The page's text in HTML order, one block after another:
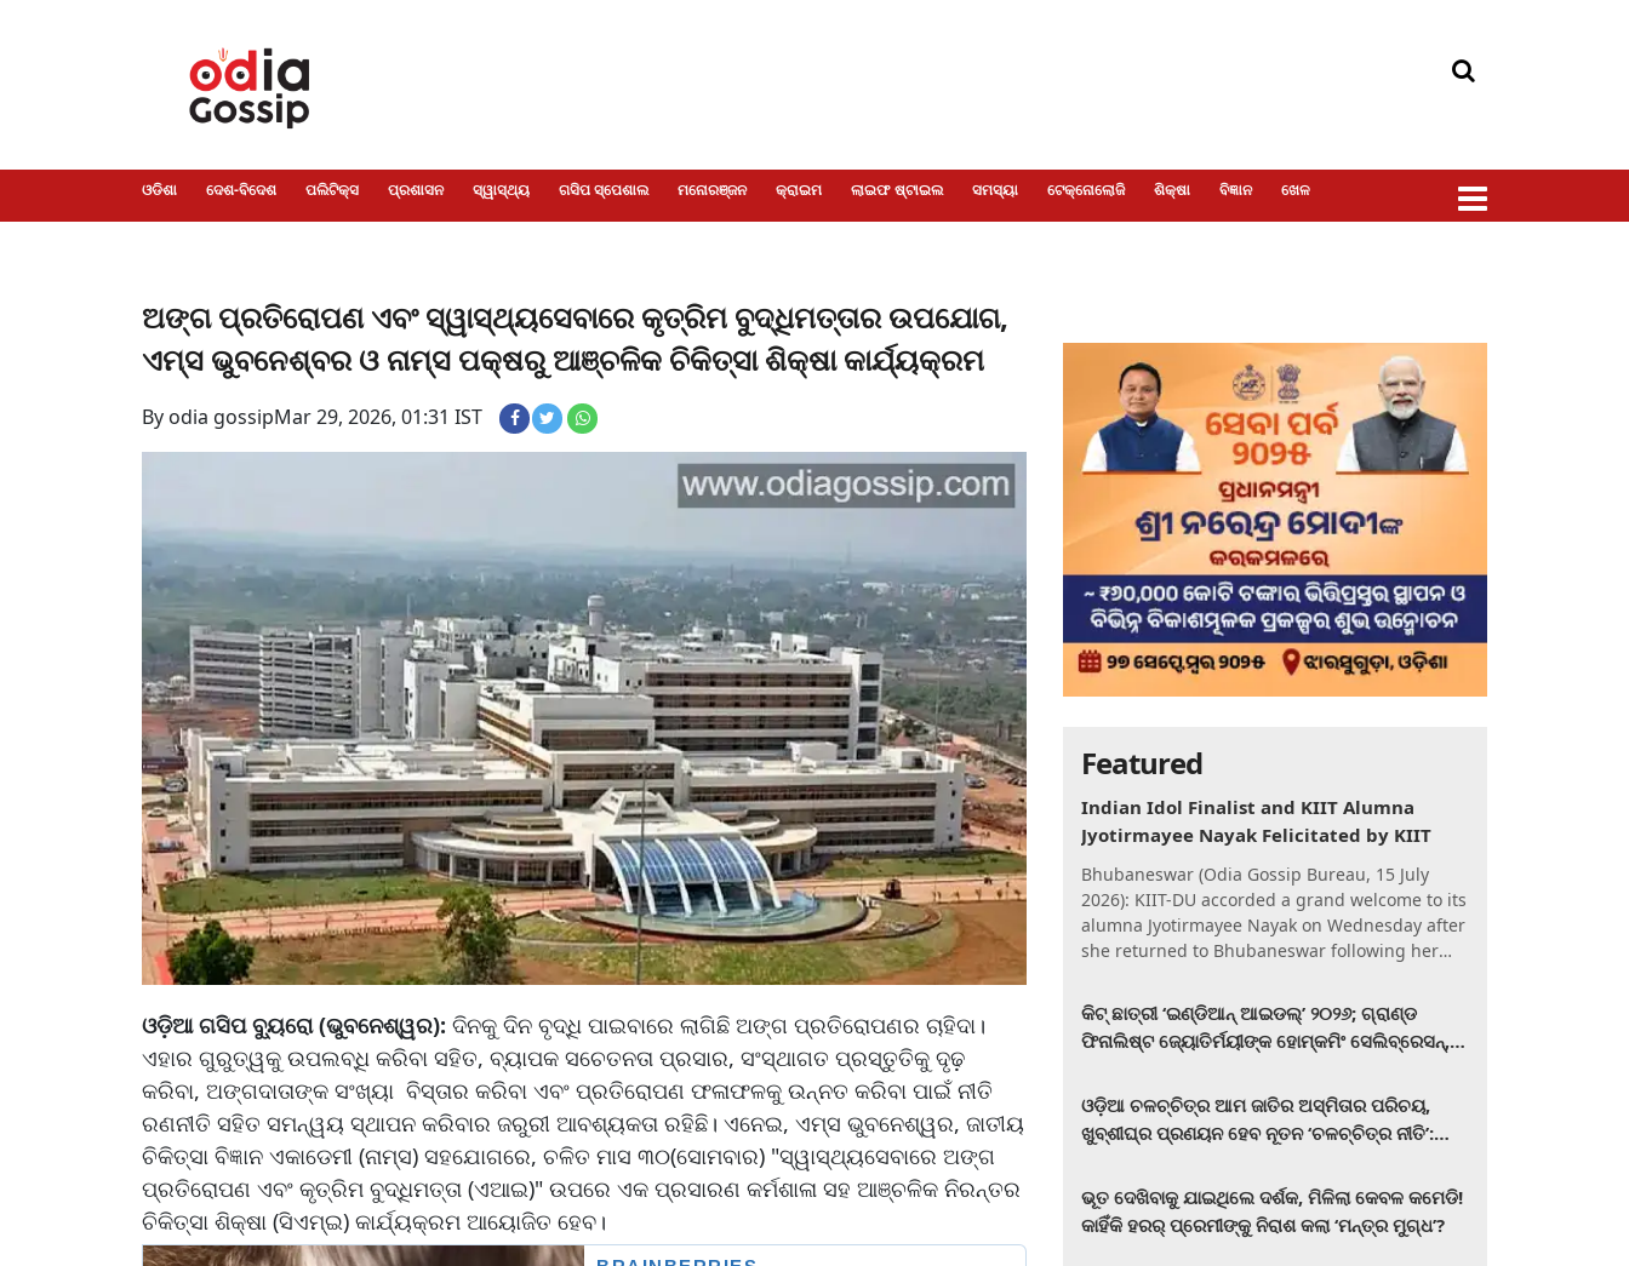
ଓଡିଶା ଦେଶ-ବିଦେଶ ପଲିଟିକ୍ସ ପ୍ରଶାସନ ସ୍ୱାସ୍ଥ୍ୟ ଗସିପ ସ୍ପେଶାଲ ମନୋରଞ୍ଜନ କ୍ରାଇମ ଲାଇଫ ଷ୍ଟାଇଲ ସମସ୍ୟା ଟେକ୍ନୋଲୋଜି ଶିକ୍ଷା ବିଜ୍ଞାନ ଖେଳ
ଅଙ୍ଗ ପ୍ରତିରୋପଣ ଏବଂ ସ୍ୱାସ୍ଥ୍ୟସେବାରେ କୃତ୍ରିମ ବୁଦ୍ଧିମତ୍ତାର ଉପଯୋଗ,
ଏମ୍ସ ଭୁବନେଶ୍ବର ଓ ନାମ୍ସ ପକ୍ଷରୁ ଆଞ୍ଚଳିକ ଚିକିତ୍ସା ଶିକ୍ଷା କାର୍ଯ୍ୟକ୍ରମ
By odia gossipMar 29, 2026, 01:31 IST
ଓଡ଼ିଆ ଗସିପ ବ୍ୟୁରୋ (ଭୁବନେଶ୍ୱର): ଦିନକୁ ଦିନ ବୃଦ୍ଧି ପାଇବାରେ ଲାଗିଛି ଅଙ୍ଗ ପ୍ରତିରୋପଣର ଚାହିଦା।
ଏହାର ଗୁରୁତ୍ୱକୁ ଉପଲବ୍ଧି କରିବା ସହିତ, ବ୍ୟାପକ ସଚେତନତା ପ୍ରସାର, ସଂସ୍ଥାଗତ ପ୍ରସ୍ତୁତିକୁ ଦୃଢ଼
କରିବା, ଅଙ୍ଗଦାତାଙ୍କ ସଂଖ୍ୟା ବିସ୍ତାର କରିବା ଏବଂ ପ୍ରତିରୋପଣ ଫଳାଫଳକୁ ଉନ୍ନତ କରିବା ପାଇଁ ନୀତି
ରଣନୀତି ସହିତ ସମନ୍ୱୟ ସ୍ଥାପନ କରିବାର ଜରୁରୀ ଆବଶ୍ୟକତା ରହିଛି। ଏନେଇ, ଏମ୍ସ ଭୁବନେଶ୍ୱର, ଜାତୀୟ
ଚିକିତ୍ସା ବିଜ୍ଞାନ ଏକାଡେମୀ (ନାମ୍ସ) ସହଯୋଗରେ, ଚଳିତ ମାସ ୩୦(ସୋମବାର) "ସ୍ୱାସ୍ଥ୍ୟସେବାରେ ଅଙ୍ଗ
ପ୍ରତିରୋପଣ ଏବଂ କୃତ୍ରିମ ବୁଦ୍ଧିମତ୍ତା (ଏଆଇ)" ଉପରେ ଏକ ପ୍ରସାରଣ କର୍ମଶାଳା ସହ ଆଞ୍ଚଳିକ ନିରନ୍ତର
ଚିକିତ୍ସା ଶିକ୍ଷା (ସିଏମ୍ଇ) କାର୍ଯ୍ୟକ୍ରମ ଆୟୋଜିତ ହେବ।
Featured
Indian Idol Finalist and KIIT Alumna
Jyotirmayee Nayak Felicitated by KIIT
Bhubaneswar (Odia Gossip Bureau, 15 July
2026): KIIT-DU accorded a grand welcome to its
alumna Jyotirmayee Nayak on Wednesday after
she returned to Bhubaneswar following her
କିଟ୍‍ ଛାତ୍ରୀ ‘ଇଣ୍ଡିଆନ୍ ଆଇଡଲ୍‌’ ୨୦୨୬; ଗ୍ରାଣ୍ଡ
ଫିନାଲିଷ୍ଟ ଜ୍ୟୋତିର୍ମୟୀଙ୍କ ହୋମ୍‍କମିଂ ସେଲିବ୍ରେସନ୍‍,
ଓଡ଼ିଆ ଚଳଚ୍ଚିତ୍ର ଆମ ଜାତିର ଅସ୍ମିତାର ପରିଚୟ,
ଖୁବ୍‌ଶୀଘ୍ର ପ୍ରଣୟନ ହେବ ନୂତନ ‘ଚଳଚ୍ଚିତ୍ର ନୀତି’:
ଭୂତ ଦେଖିବାକୁ ଯାଇଥିଲେ ଦର୍ଶକ, ମିଳିଲା କେବଳ କମେଡି!
କାହିଁକି ହରର୍‌ ପ୍ରେମୀଙ୍କୁ ନିରାଶ କଲା ‘ମନ୍ତ୍ର ମୁଗ୍ଧ’?